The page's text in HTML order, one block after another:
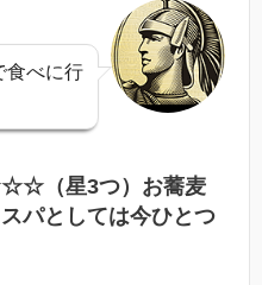
食べに行
（星3つ）お蕎麦
パとしては今ひとつ